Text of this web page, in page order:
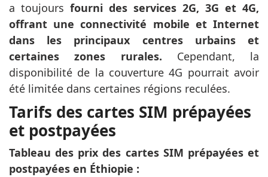
a toujours fourni des services 2G, 3G et 4G,
offrant une connectivité mobile et Internet
dans les principaux centres urbains et
certaines zones rurales. Cependant, la
disponibilité de la couverture 4G pourrait avoir
été limitée dans certaines régions reculées.
Tarifs des cartes SIM prépayées
et postpayées
Tableau des prix des cartes SIM prépayées et
postpayées en Éthiopie :